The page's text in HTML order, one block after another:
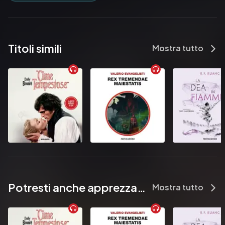
Match Girl", and "The Tinderbox".
Titoli simili Mostra tutto
Potresti anche apprezzare... Mostra tutto